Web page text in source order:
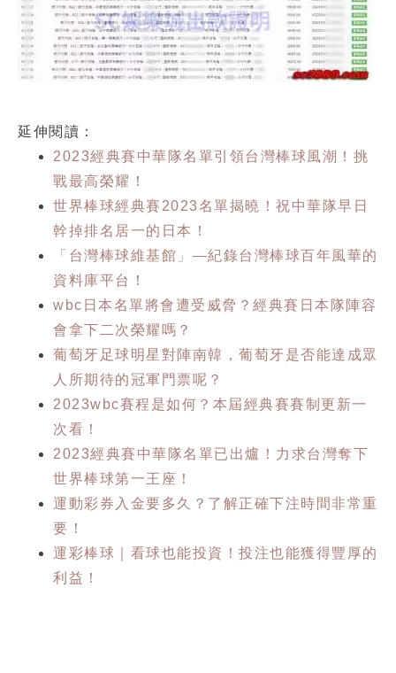
延伸閱讀：
2023經典賽中華隊名單引領台灣棒球風潮！挑
戰最高榮耀！
世界棒球經典賽2023名單揭曉！祝中華隊早日
幹掉排名居一的日本！
「台灣棒球維基館」—紀錄台灣棒球百年風華的
資料庫平台！
wbc日本名單將會遭受威脅？經典賽日本隊陣容
會拿下二次榮耀嗎？
葡萄牙足球明星對陣南韓，葡萄牙是否能達成眾
人所期待的冠軍門票呢？
2023wbc賽程是如何？本屆經典賽賽制更新一
次看！
2023經典賽中華隊名單已出爐！力求台灣奪下
世界棒球第一王座！
運動彩券入金要多久？了解正確下注時間非常重
要！
運彩棒球｜看球也能投資！投注也能獲得豐厚的
利益！